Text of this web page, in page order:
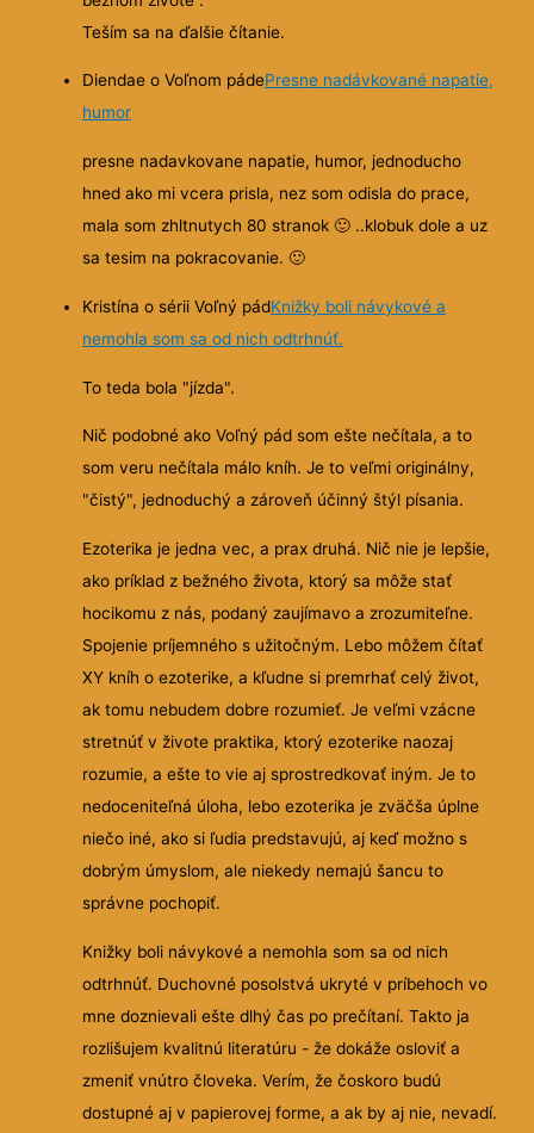
Teším sa na ďalšie čítanie.
Diendae o Voľnom pádePresne nadávkované napatie,
humor
presne nadavkovane napatie, humor, jednoducho
hned ako mi vcera prisla, nez som odisla do prace,
mala som zhltnutych 80 stranok🙂 ..klobuk dole a uz
sa tesim na pokracovanie.🙂
Kristína o sérii Voľný pádKnižky boli návykové a
nemohla som sa od nich odtrhnúť.
To teda bola "jízda".
Nič podobné ako Voľný pád som ešte nečítala, a to
som veru nečítala málo kníh. Je to veľmi originálny,
"čistý", jednoduchý a zároveň účinný štýl písania.
Ezoterika je jedna vec, a prax druhá. Nič nie je lepšie,
ako príklad z bežného života, ktorý sa môže stať
hocikomu z nás, podaný zaujímavo a zrozumiteľne.
Spojenie príjemného s užitočným. Lebo môžem čítať
XY kníh o ezoterike, a kľudne si premrhať celý život,
ak tomu nebudem dobre rozumieť. Je veľmi vzácne
stretnúť v živote praktika, ktorý ezoterike naozaj
rozumie, a ešte to vie aj sprostredkovať iným. Je to
nedoceniteľná úloha, lebo ezoterika je zväčša úplne
niečo iné, ako si ľudia predstavujú, aj keď možno s
dobrým úmyslom, ale niekedy nemajú šancu to
správne pochopiť.
Knižky boli návykové a nemohla som sa od nich
odtrhnúť. Duchovné posolstvá ukryté v príbehoch vo
mne doznievali ešte dlhý čas po prečítaní. Takto ja
rozlišujem kvalitnú literatúru - že dokáže osloviť a
zmeniť vnútro človeka. Verím, že čoskoro budú
dostupné aj v papierovej forme, a ak by aj nie, nevadí.